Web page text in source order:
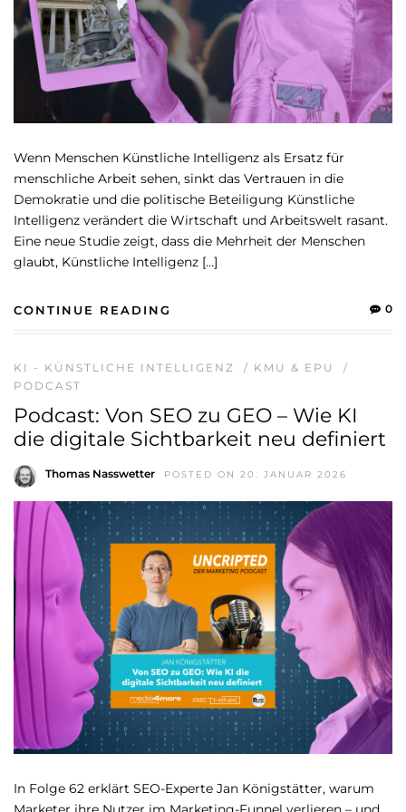
Wenn Menschen Künstliche Intelligenz als Ersatz für
menschliche Arbeit sehen, sinkt das Vertrauen in die
Demokratie und die politische Beteiligung Künstliche
Intelligenz verändert die Wirtschaft und Arbeitswelt rasant.
Eine neue Studie zeigt, dass die Mehrheit der Menschen
glaubt, Künstliche Intelligenz […]
CONTINUE READING 0
KI - KÜNSTLICHE INTELLIGENZ / KMU & EPU
/
PODCAST
Podcast: Von SEO zu GEO – Wie KI
die digitale Sichtbarkeit neu definiert
Thomas Nasswetter POSTED ON 20. JANUAR 2026
In Folge 62 erklärt SEO-Experte Jan Königstätter, warum